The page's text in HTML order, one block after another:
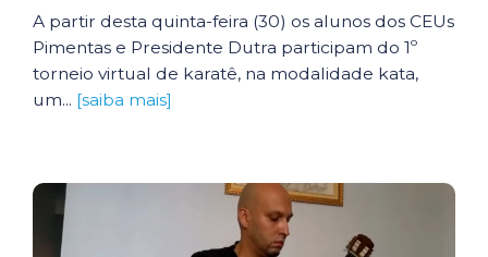
A partir desta quinta-feira (30) os alunos dos CEUs
Pimentas e Presidente Dutra participam do 1º
torneio virtual de karatê, na modalidade kata,
um... [saiba mais]